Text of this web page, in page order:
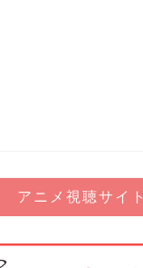
アニメ視聴サイト